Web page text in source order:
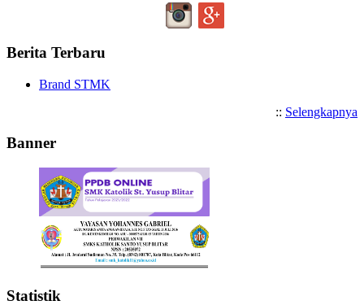
Berita Terbaru
Brand STMK
:: Selengkapnya
Banner
Statistik